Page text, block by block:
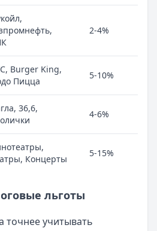
2-4%
Burger King,
Пицца
5-10%
36,6,
4-6%
Концерты
5-15%
льготы
точнее учитывать